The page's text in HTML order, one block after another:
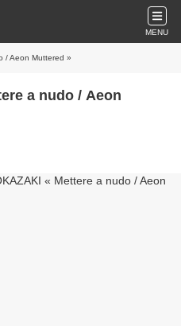
MENU
/ Aeon Muttered »
a nudo / Aeon